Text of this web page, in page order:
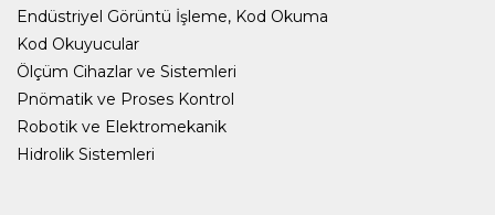
Endüstriyel Görüntü İşleme, Kod Okuma
Kod Okuyucular
Ölçüm Cihazlar ve Sistemleri
Pnömatik ve Proses Kontrol
Robotik ve Elektromekanik
Hidrolik Sistemleri